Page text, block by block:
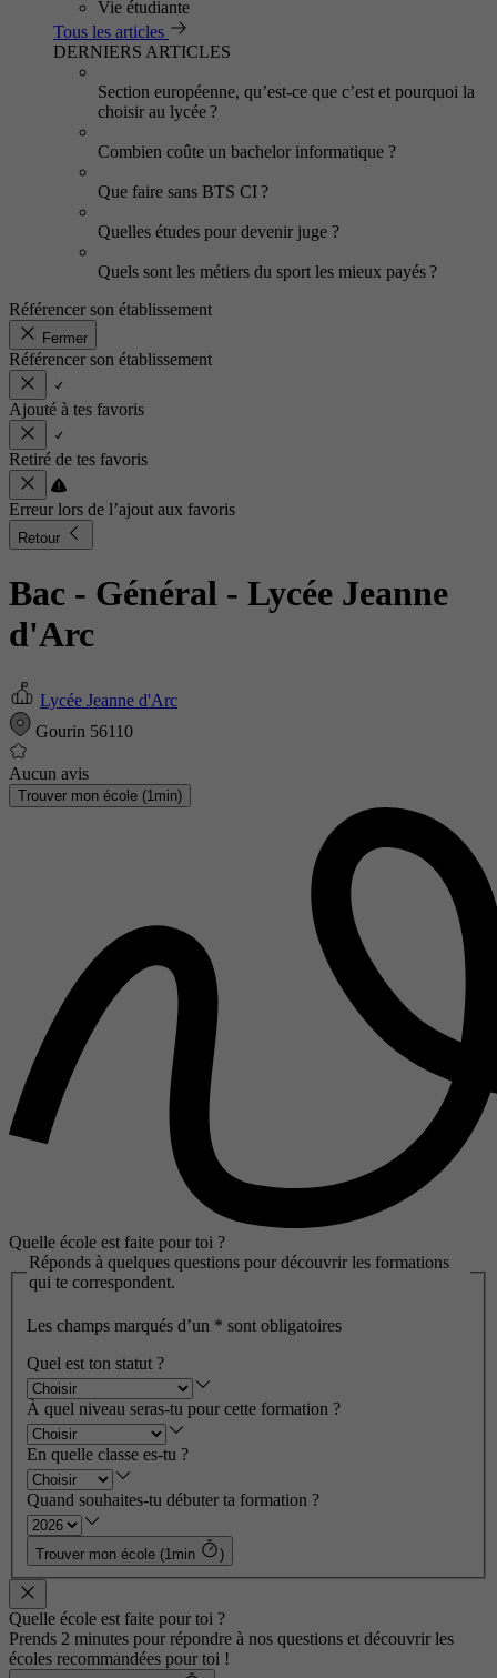
Vie étudiante
Tous les articles
DERNIERS ARTICLES
Section européenne, qu’est-ce que c’est et pourquoi la
choisir au lycée ?
Combien coûte un bachelor informatique ?
Que faire sans BTS CI ?
Quelles études pour devenir juge ?
Quels sont les métiers du sport les mieux payés ?
Référencer son établissement
Fermer
Référencer son établissement
Ajouté à tes favoris
Retiré de tes favoris
Erreur lors de l’ajout aux favoris
Retour
Bac - Général - Lycée Jeanne
d'Arc
Lycée Jeanne d'Arc
Gourin 56110
Aucun avis
Trouver mon école (1min)
Quelle école est faite pour toi ?
Réponds à quelques questions pour découvrir les formations
qui te correspondent.
Les champs marqués d’un * sont obligatoires
Quel est ton statut ?
À quel niveau seras-tu pour cette formation ?
En quelle classe es-tu ?
Quand souhaites-tu débuter ta formation ?
Trouver mon école (1min )
Quelle école est faite pour toi ?
Prends 2 minutes pour répondre à nos questions et découvrir les
écoles recommandées pour toi !